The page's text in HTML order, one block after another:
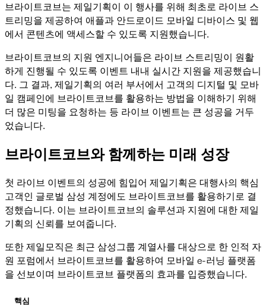
브라이트코브는 제일기획이 이 행사를 위해 최초로 라이브 스
트리밍을 제공하여 애플과 안드로이드 모바일 디바이스 및 웹
에서 콘텐츠에 액세스할 수 있도록 지원했습니다.
브라이트코브의 지원 엔지니어들은 라이브 스트리밍이 원활
하게 진행될 수 있도록 이벤트 내내 실시간 지원을 제공했습니
다. 그 결과, 제일기획의 여러 부서에서 고객의 디지털 및 모바
일 캠페인에 브라이트코브를 활용하는 방법을 이해하기 위해
더 많은 미팅을 요청하는 등 라이브 이벤트는 큰 성공을 거두
었습니다.
브라이트코브와 함께하는 미래 성장
첫 라이브 이벤트의 성공에 힘입어 제일기획은 대행사의 핵심
고객인 글로벌 삼성 계정에도 브라이트코브를 활용하기로 결
정했습니다. 이는 브라이트코브의 솔루션과 지원에 대한 제일
기획의 신뢰를 보여줍니다.
또한 제일모직은 최근 삼성그룹 계열사를 대상으로 한 인적 자
원 포럼에서 브라이트코브를 활용하여 모바일 e-러닝 플랫폼
을 선보이며 브라이트코브 플랫폼의 효과를 입증했습니다.
핵심